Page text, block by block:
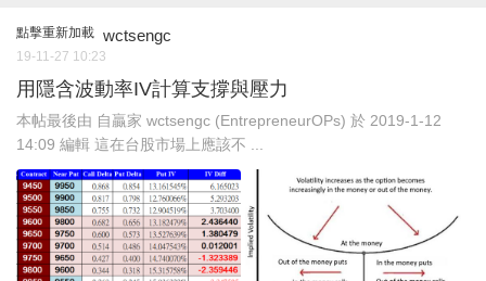
點擊重新加載 wctsengc
19-11-27 10:23
用隱含波動率IV計算支撐與壓力
本帖最後由 自贏家 wctsengc (EntrepreneurOPs) 於 2019-1-12
14:09 編輯 這在台股市場上應該不 ...